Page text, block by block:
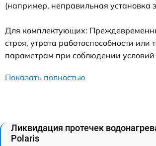
(например, неправильная установка
Для комплектующих:
строя, утрата работоспособности или
параметрам при соблюдении условий
Показать полностью
Ликвидация протечек
Polaris